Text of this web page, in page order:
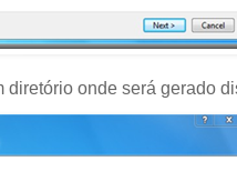
diretório onde será gerado